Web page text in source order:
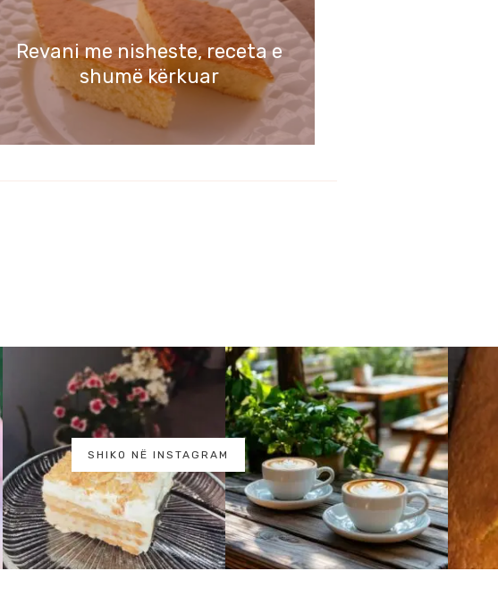
Revani me nisheste, receta e
shumë kërkuar
SHIKO NË INSTAGRAM